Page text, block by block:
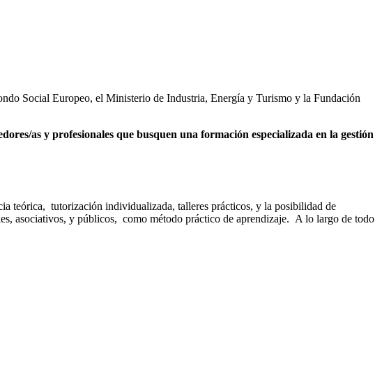
Social Europeo, el Ministerio de Industria, Energía y Turismo y la Fundación
as y profesionales que busquen una formación especializada en la gestión
teórica, tutorización individualizada, talleres prácticos, y la posibilidad de
asociativos, y públicos, como método práctico de aprendizaje. A lo largo de todo